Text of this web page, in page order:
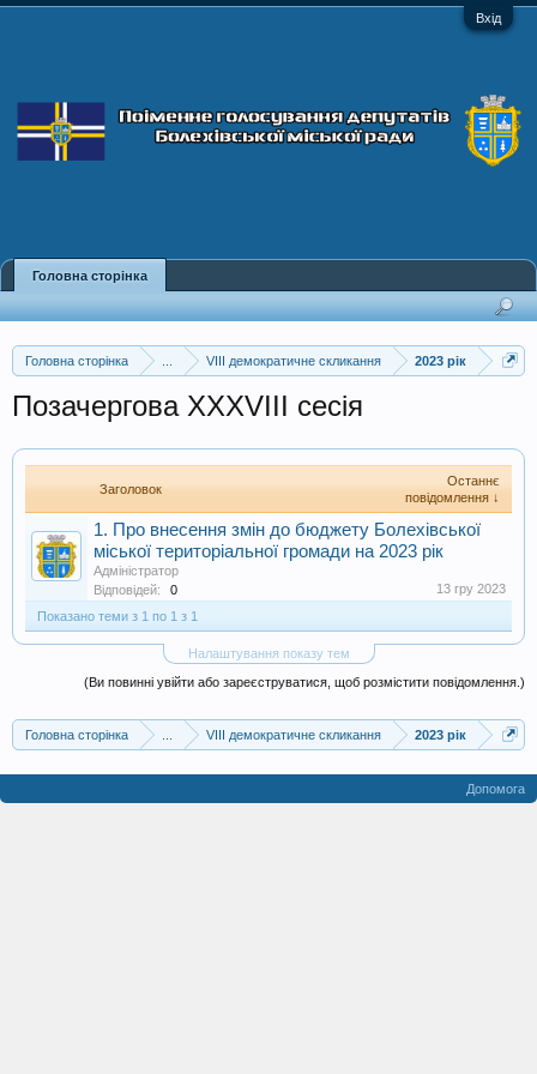
Вхід
Головна сторінка VIII демократичне скликання 2023 рік
Позачергова XXXVIII сесія
Заголовок
Останнє
повідомлення ↓
1. Про внесення змін до бюджету Болехівської
міської територіальної громади на 2023 рік
Адміністратор
Відповідей:
0
13 гру 2023
Показано теми з 1 по 1 з 1
Налаштування показу тем
(Ви повинні увійти або зареєструватися, щоб розмістити повідомлення.)
Головна сторінка VIII демократичне скликання 2023 рік
Головна сторінка
Допомога